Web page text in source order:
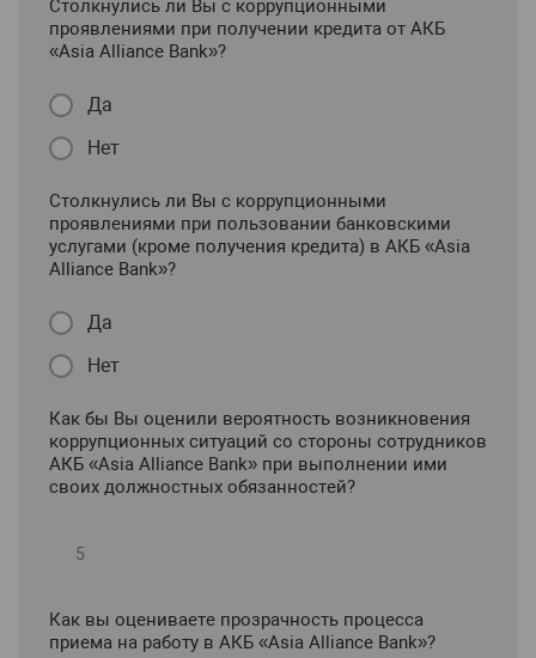
Столкнулись ли Вы с коррупционными
проявлениями при получении кредита от АКБ
«Asia Alliance Bank»?
Да
Нет
Столкнулись ли Вы с коррупционными
проявлениями при пользовании банковскими
услугами (кроме получения кредита) в АКБ «Asia
Alliance Bank»?
Да
Нет
Как бы Вы оценили вероятность возникновения
коррупционных ситуаций со стороны сотрудников
АКБ «Asia Alliance Bank» при выполнении ими
своих должностных обязанностей?
Как вы оцениваете прозрачность процесса
приема на работу в АКБ «Asia Alliance Bank»?